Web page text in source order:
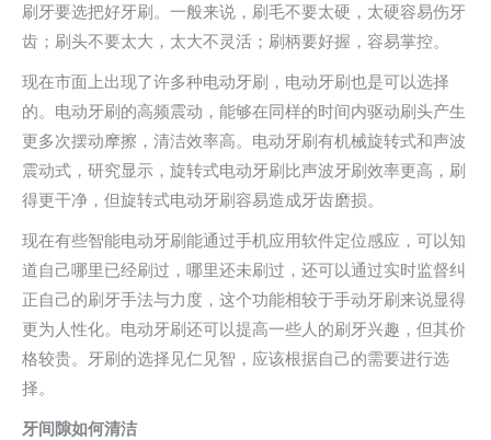
刷牙要选把好牙刷。一般来说，刷毛不要太硬，太硬容易伤牙
齿；刷头不要太大，太大不灵活；刷柄要好握，容易掌控。
现在市面上出现了许多种电动牙刷，电动牙刷也是可以选择
的。电动牙刷的高频震动，能够在同样的时间内驱动刷头产生
更多次摆动摩擦，清洁效率高。电动牙刷有机械旋转式和声波
震动式，研究显示，旋转式电动牙刷比声波牙刷效率更高，刷
得更干净，但旋转式电动牙刷容易造成牙齿磨损。
现在有些智能电动牙刷能通过手机应用软件定位感应，可以知
道自己哪里已经刷过，哪里还未刷过，还可以通过实时监督纠
正自己的刷牙手法与力度，这个功能相较于手动牙刷来说显得
更为人性化。电动牙刷还可以提高一些人的刷牙兴趣，但其价
格较贵。牙刷的选择见仁见智，应该根据自己的需要进行选
择。
牙间隙如何清洁